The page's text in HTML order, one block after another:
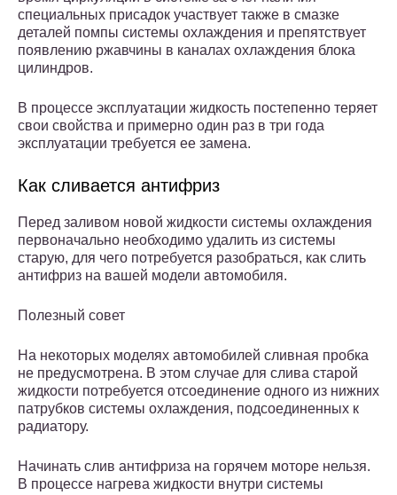
специальных присадок участвует также в смазке
деталей помпы системы охлаждения и препятствует
появлению ржавчины в каналах охлаждения блока
цилиндров.
В процессе эксплуатации жидкость постепенно теряет
свои свойства и примерно один раз в три года
эксплуатации требуется ее замена.
Как сливается антифриз
Перед заливом новой жидкости системы охлаждения
первоначально необходимо удалить из системы
старую, для чего потребуется разобраться, как слить
антифриз на вашей модели автомобиля.
Полезный совет
На некоторых моделях автомобилей сливная пробка
не предусмотрена. В этом случае для слива старой
жидкости потребуется отсоединение одного из нижних
патрубков системы охлаждения, подсоединенных к
радиатору.
Начинать слив антифриза на горячем моторе нельзя.
В процессе нагрева жидкости внутри системы